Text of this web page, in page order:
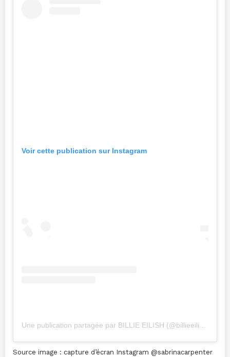
Voir cette publication sur Instagram
Source image : capture d’écran Instagram @sabrinacarpenter